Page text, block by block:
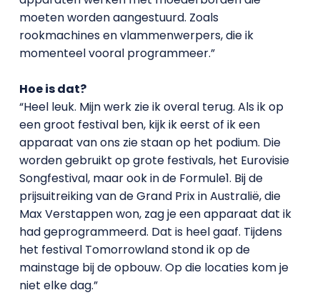
moeten worden aangestuurd. Zoals
rookmachines en vlammenwerpers, die ik
momenteel vooral programmeer.”
Hoe is dat?
“Heel leuk. Mijn werk zie ik overal terug. Als ik op
een groot festival ben, kijk ik eerst of ik een
apparaat van ons zie staan op het podium. Die
worden gebruikt op grote festivals, het Eurovisie
Songfestival, maar ook in de Formule1. Bij de
prijsuitreiking van de Grand Prix in Australië, die
Max Verstappen won, zag je een apparaat dat ik
had geprogrammeerd. Dat is heel gaaf. Tijdens
het festival Tomorrowland stond ik op de
mainstage bij de opbouw. Op die locaties kom je
niet elke dag.”